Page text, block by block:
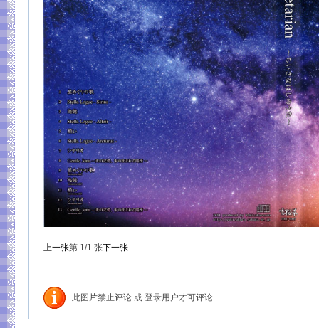
上一张第 1/1 张下一张
此图片禁止评论 或 登录用户才可评论